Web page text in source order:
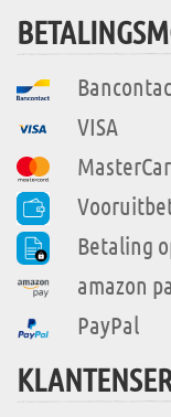
VISA
Betaling
amazon
PayPal